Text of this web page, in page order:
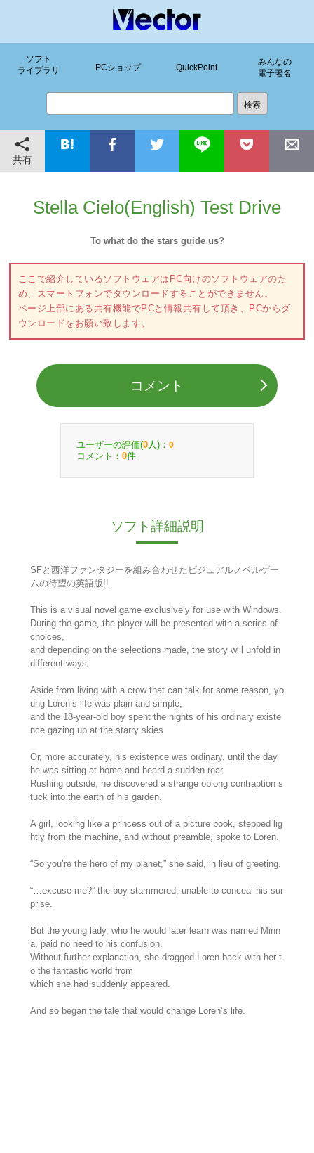
ソフト
ライブラリ
PCショップ QuickPoint
みんなの
電子署名
共有
Stella Cielo(English) Test Drive
To what do the stars guide us?
ここで紹介しているソフトウェアはPC向けのソフトウェアのた
め、スマートフォンでダウンロードすることができません。
ページ上部にある共有機能でPCと情報共有して頂き、PCからダ
ウンロードをお願い致します。
コメント
ユーザーの評価(0 人)： 0
コメント： 0件
ソフト詳細説明
SFと西洋ファンタジーを組み合わせたビジュアルノベルゲー
ムの待望の英語版!!
This is a visual novel game exclusively for use with Windows.
During the game, the player will be presented with a series of
choices,
and depending on the selections made, the story will unfold in
different ways.
Aside from living with a crow that can talk for some reason, yo
ung Loren’s life was plain and simple,
and the 18-year-old boy spent the nights of his ordinary existe
nce gazing up at the starry skies
Or, more accurately, his existence was ordinary, until the day
he was sitting at home and heard a sudden roar.
Rushing outside, he discovered a strange oblong contraption s
tuck into the earth of his garden.
A girl, looking like a princess out of a picture book, stepped lig
htly from the machine, and without preamble, spoke to Loren.
“So you’re the hero of my planet,” she said, in lieu of greeting.
“…excuse me?” the boy stammered, unable to conceal his sur
prise.
But the young lady, who he would later learn was named Minn
a, paid no heed to his confusion.
Without further explanation, she dragged Loren back with her t
o the fantastic world from
which she had suddenly appeared.
And so began the tale that would change Loren’s life.